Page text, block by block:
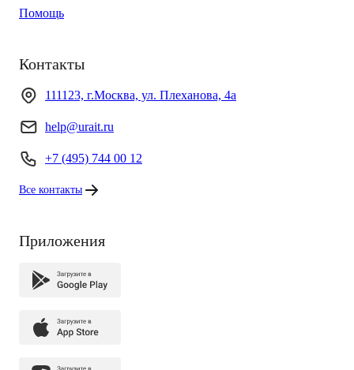
Помощь
Контакты
111123, г.Москва, ул. Плеханова, 4а
help@urait.ru
+7 (495) 744 00 12
Все контакты
Приложения